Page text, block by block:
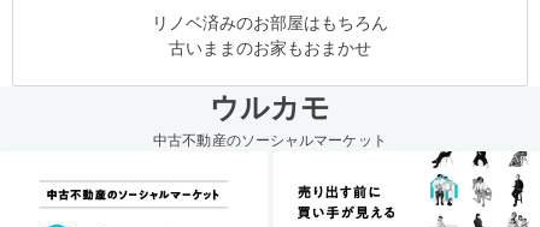
リノベ済みのお部屋はもちろん
古いままのお家もおまかせ
ウルカモ
中古不動産のソーシャルマーケット